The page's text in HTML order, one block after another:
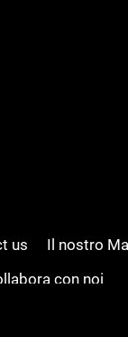
us
Il nostro
con noi